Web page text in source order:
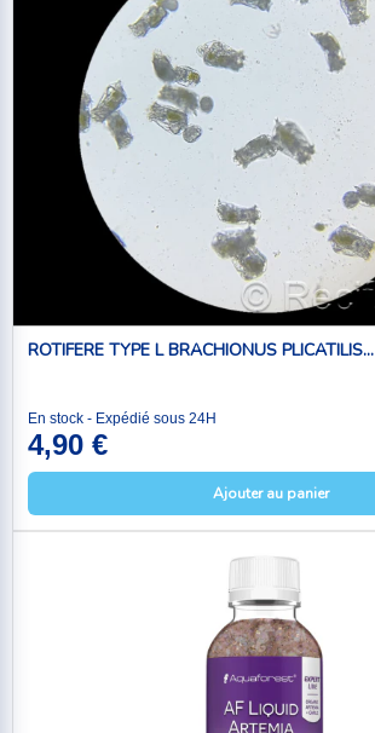
ROTIFERE TYPE L BRACHIONUS PLICATILIS...
En stock - Expédié sous 24H
4,90 €
Ajouter au panier